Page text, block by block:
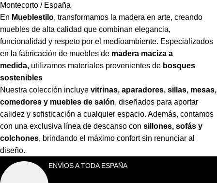
Montecorto / España
En Mueblestilo, transformamos la madera en arte, creando
muebles de alta calidad que combinan elegancia,
funcionalidad y respeto por el medioambiente. Especializados
en la fabricación de muebles de madera maciza a
medida, utilizamos materiales provenientes de bosques
sostenibles
Nuestra colección incluye vitrinas, aparadores, sillas, mesas,
comedores y muebles de salón, diseñados para aportar
calidez y sofisticación a cualquier espacio. Además, contamos
con una exclusiva línea de descanso con sillones, sofás y
colchones, brindando el máximo confort sin renunciar al
diseño.
ENVÍOS A TODA ESPAÑA